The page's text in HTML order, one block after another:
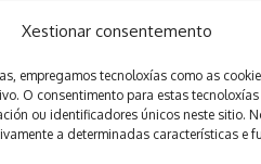
Xestionar consentemento
empregamos tecnoloxías como as
O consentimento para estas
ou identificadores únicos neste sitio.
a determinadas características e